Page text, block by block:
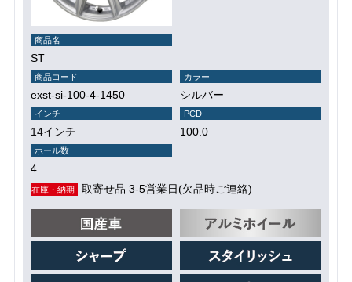
商品名
ST
商品コード
exst-si-100-4-1450
カラー
シルバー
インチ
14インチ
PCD
100.0
ホール数
4
在庫・納期 取寄せ品 3-5営業日(欠品時ご連絡)